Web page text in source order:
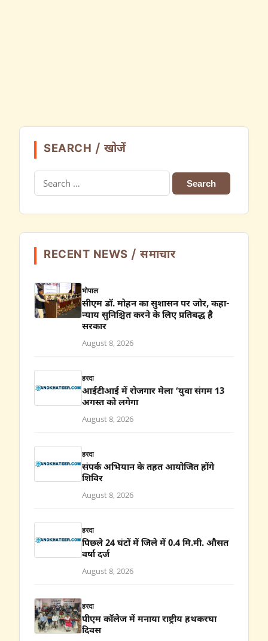
SEARCH / खोजें
for:
RECENT NEWS / समाचार
भोपाल
सीएम डॉ. मोहन का सुशासन पर जोर, कहा-
न्याय सुनिश्चित करने के लिए प्रतिबद्ध है
सरकार
August 8, 2026
हरदा
आईटीआई में रोजगार मेला ‘युवा संगम 13
अगस्त को लगेगा
August 8, 2026
हरदा
संपर्क अभियान के तहत आयोजित होंगे
शिविर
August 8, 2026
हरदा
पिछले 24 घंटों में जिले में 0.4 मि.मी. औसत
वर्षा दर्ज
August 8, 2026
हरदा
पीएम कॉलेज में मनाया राष्ट्रीय हथकरघा
दिवस